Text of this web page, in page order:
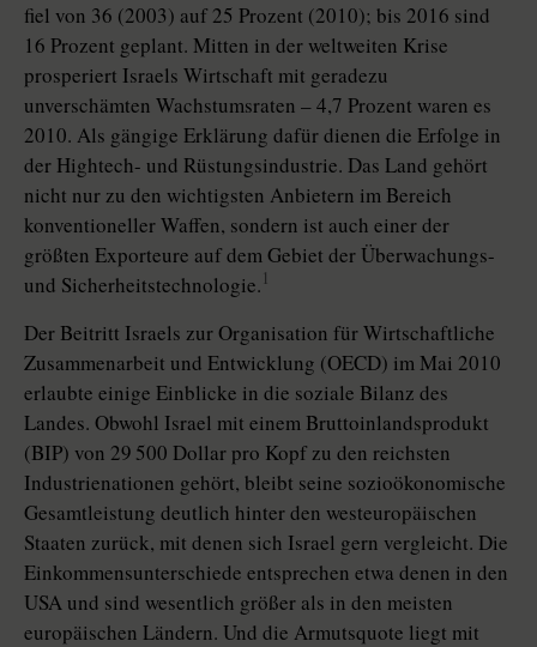
fiel von 36 (2003) auf 25 Prozent (2010); bis 2016 sind
16 Prozent geplant. Mitten in der weltweiten Krise
prosperiert Israels Wirtschaft mit geradezu
unverschämten Wachstumsraten – 4,7 Prozent waren es
2010. Als gängige Erklärung dafür dienen die Erfolge in
der Hightech- und Rüstungsindustrie. Das Land gehört
nicht nur zu den wichtigsten Anbietern im Bereich
konventioneller Waffen, sondern ist auch einer der
größten Exporteure auf dem Gebiet der Überwachungs-
und Sicherheitstechnologie. 1
Der Beitritt Israels zur Organisation für Wirtschaftliche
Zusammenarbeit und Entwicklung (OECD) im Mai 2010
erlaubte einige Einblicke in die soziale Bilanz des
Landes. Obwohl Israel mit einem Bruttoinlandsprodukt
(BIP) von 29 500 Dollar pro Kopf zu den reichsten
Industrienationen gehört, bleibt seine sozioökonomische
Gesamtleistung deutlich hinter den westeuropäischen
Staaten zurück, mit denen sich Israel gern vergleicht. Die
Einkommensunterschiede entsprechen etwa denen in den
USA und sind wesentlich größer als in den meisten
europäischen Ländern. Und die Armutsquote liegt mit